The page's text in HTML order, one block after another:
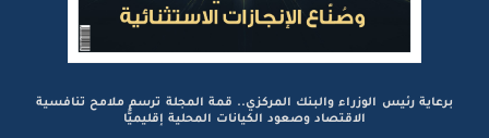
برعاية رئيس الوزراء والبنك المركزي.. قمة المجلة ترسم ملامح تنافسية
الاقتصاد وصعود الكيانات المحلية إقليميًّا